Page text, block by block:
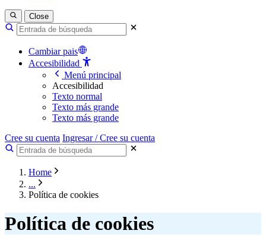
Close
Cambiar pais
Accesibilidad
Menú principal
Accesibilidad
Texto normal
Texto más grande
Texto más grande
Cree su cuenta Ingresar / Cree su cuenta
Home
...
Política de cookies
Política de cookies